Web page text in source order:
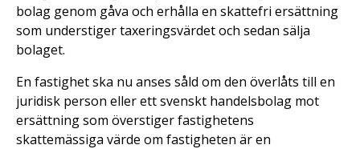
bolag genom gåva och erhålla en skattefri ersättning
som understiger taxeringsvärdet och sedan sälja
bolaget.
En fastighet ska nu anses såld om den överlåts till en
juridisk person eller ett svenskt handelsbolag mot
ersättning som överstiger fastighetens
skattemässiga värde om fastigheten är en